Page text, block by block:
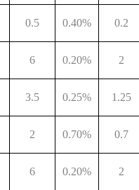
0.5 0.40% 0.2
6 0.20% 2
3.5 0.25% 1.25
2 0.70% 0.7
6 0.20% 2